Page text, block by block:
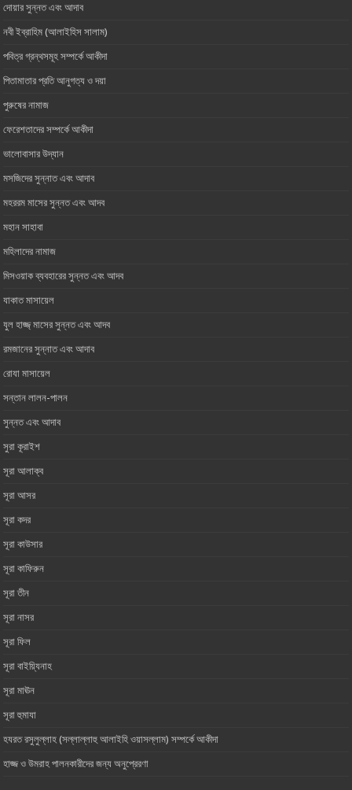
দোয়ার সুন্নত এবং আদাব
নবী ইব্রাহিম (আলাইহিস সালাম)
পবিত্র গ্রন্থসমূহ সম্পর্কে আকীদা
পিতামাতার প্রতি আনুগত্য ও ‎দয়া
পুরুষের নামাজ
ফেরেশতাদের সম্পর্কে আকীদা
ভালোবাসার ‎উদ্যান
মসজিদের সুন্নাত এবং আদাব
মহররম মাসের সুন্নত এবং আদব
মহান সাহাবা
মহিলাদের নামাজ
মিসওয়াক ব্যবহারের সুন্নত এবং আদব
যাকাত মাসায়েল
যুল হাজ্জ্ মাসের সুন্নত এবং আদব
রমজানের সুন্নাত এবং আদাব
রোযা মাসায়েল
সন্তান লালন-পালন
সুন্নত এবং আদাব
সুরা কূরাইশ
সূরা আলাক্ব
সূরা কদর
সূরা কাউসার
সূরা কাফিরুন
সূরা তীন
সূরা নাসর
সূরা ফিল
সূরা বাইয়্যিনাহ
সূরা হুমাযা
হযরত রসুলুল্লাহ (সল্লাল্লাহু আলাইহি ওয়াসল্লাম) সম্পর্কে আকীদা
হাজ্জ ও উমরাহ পালনকারীদের জন্য অনুপ্রেরণা